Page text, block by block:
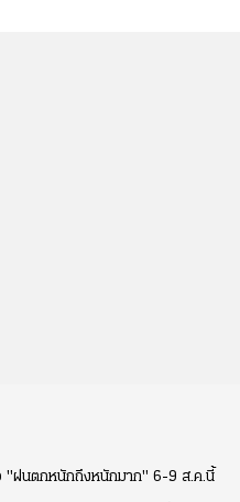
"ฝนตกหนักถึงหนักมาก" 6-9 ส.ค.นี้